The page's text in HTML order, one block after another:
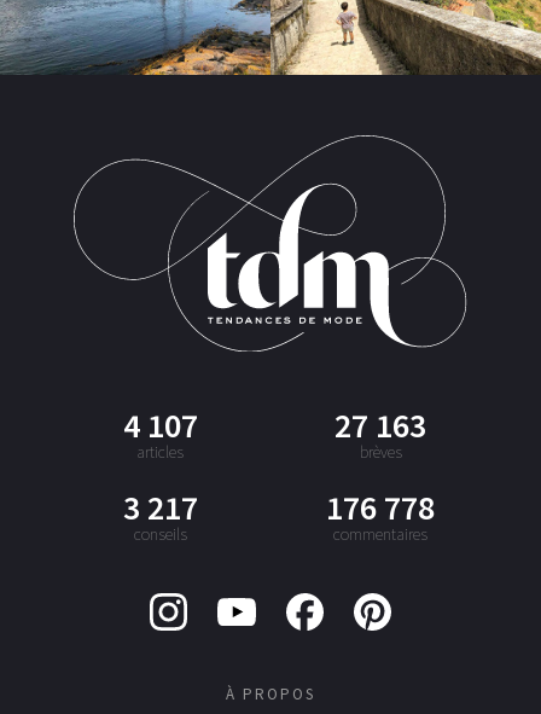
4 107
articles
27 163
brèves
3 217
conseils
176 778
commentaires
À PROPOS